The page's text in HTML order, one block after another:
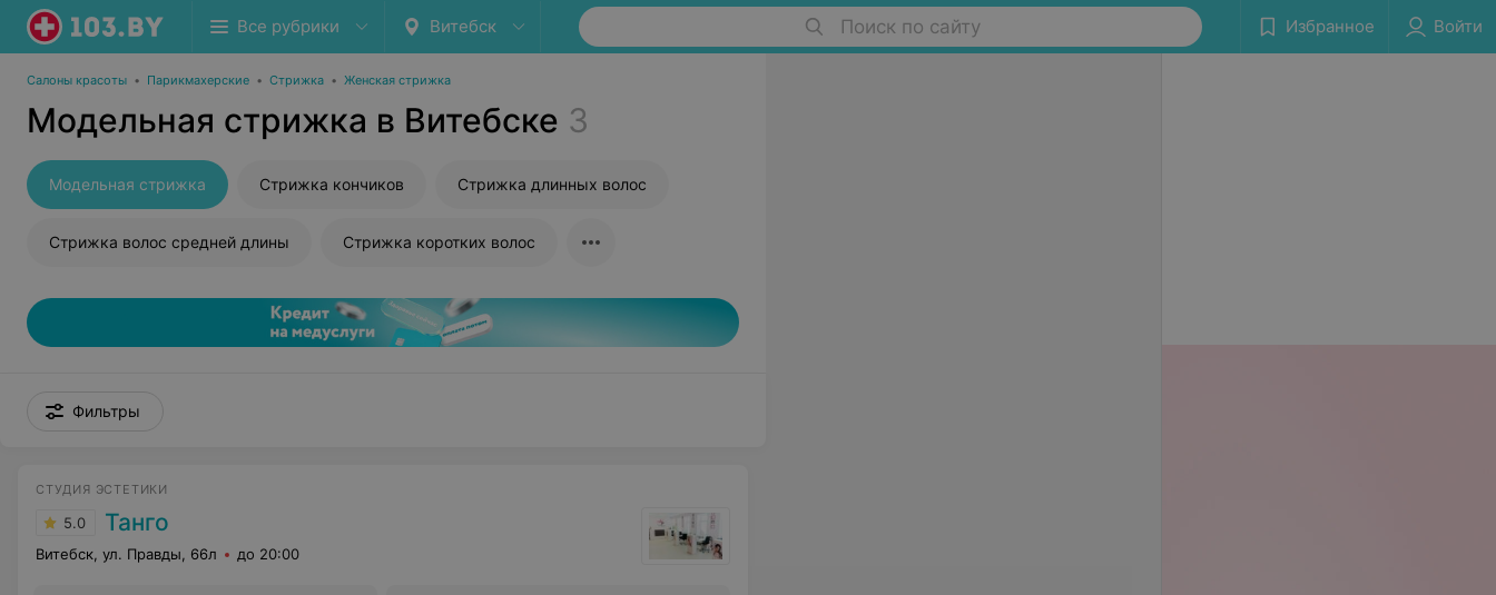
Все рубрики Витебск Поиск по сайту Избранное Войти
Салоны красоты • Парикмахерские • Стрижка • Женская стрижка
Модельная стрижка в Витебске 3
Модельная стрижка Стрижка кончиков Стрижка длинных волос
Стрижка волос средней длины Стрижка коротких волос
Фильтры
СТУДИЯ ЭСТЕТИКИ
5.0 Танго
Витебск, ул. Правды, 66л до 20:00